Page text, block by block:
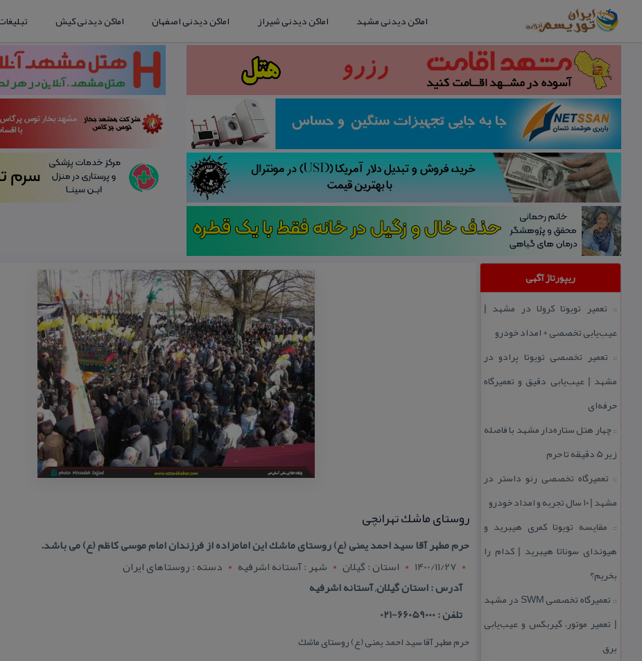
اماکن دیدنی مشهد اماکن دیدنی شیراز اماکن دیدنی اصفهان اماکن دیدنی کیش
ریپورتاژ آگهی
:: تعمیر تویوتا كرولا در مشهد |
عیب‌یابی تخصصی + امداد خودرو
:: تعمیر تخصصی تویوتا پرادو در
مشهد | عیب‌یابی دقیق و تعمیرگاه
حرفه‌ای
::چهار هتل‌ ستاره‌دار مشهد با فاصله
زیر 5 دقیقه تا حرم
:: تعمیرگاه تخصصی رنو داستر در
مشهد | ۱۰ سال تجربه و امداد خودرو
:: مقایسه تویوتا كمری هیبرید و
هیوندای سوناتا هیبرید | كدام را
بخریم؟
::
تعمیرگاه تخصصی SWM در مشهد
| تعمیر موتور، گیربكس و عیب‌یابی
برق
روستای ماشك تهرانچی
حرم مطهر آقا سید احمد یمنی (ع) روستای ماشك این امامزاده از فرزندان امام موسی كاظم (ع) می باشد.
1400/11/27
استان : گيلان شهر : آستانه اشرفيه
دسته : روستاهای ایران
آدرس : استان گیلان, آستانه اشرفیه
تلفن : 66059000-021
حرم مطهر آقا سید احمد یمنی (ع) روستای ماشك